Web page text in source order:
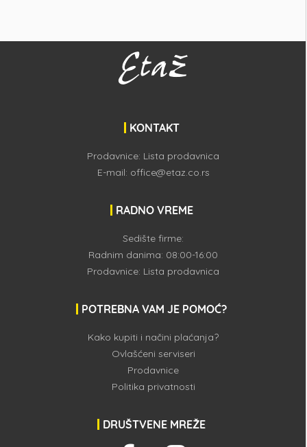
KONTAKT
Prodavnice: Lista prodavnica
E-mail: office@etaz.co.rs
RADNO VREME
Sedište firme:
Radnim danima: 08:00-16:00
Prodavnice: Lista prodavnica
POTREBNA VAM JE POMOĆ?
Kako kupiti i načini plaćanja?
Ovlašćeni serviseri
Prodavnice
Politika privatnosti
DRUŠTVENE MREŽE